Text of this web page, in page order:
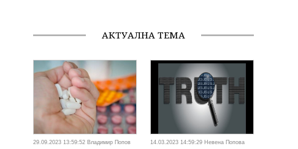
АКТУАЛНА ТЕМА
29.09.2023 13:59:52 Владимир Попов 14.03.2023 14:59:29 Невена Попова